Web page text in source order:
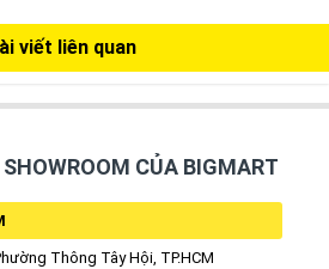
viết liên quan
CỦA BIGMART
Thông Tây Hội, TP.HCM